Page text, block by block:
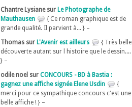
Chantre Lysiane sur Le Photographe de
Mauthausen
{ Ce roman graphique est de
grande qualité. Il parvient à... } –
Thomas sur L'Avenir est ailleurs
{ Très belle
découverte autant sur l histoire que le dessin....
} –
odile noel sur CONCOURS - BD à Bastia :
gagnez une affiche signée Elene Usdin
{
merci pour ce sympathique concours c'est une
belle affiche ! } –